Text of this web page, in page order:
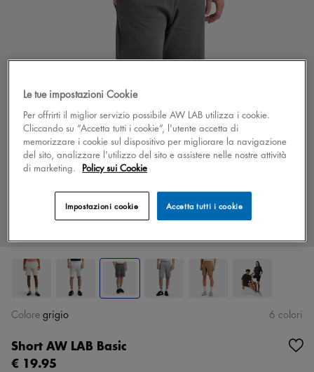
Short AW LAB Basic
€ 19.95
Colore grigio 6 colori
Le tue impostazioni Cookie
Per offrirti il miglior servizio possibile AW LAB utilizza i cookie.
Cliccando su “Accetta tutti i cookie”, l'utente accetta di
memorizzare i cookie sul dispositivo per migliorare la navigazione
del sito, analizzare l'utilizzo del sito e assistere nelle nostre attività
di marketing. Policy sui Cookie
Accetta tutti i cookie
Impostazioni cookie